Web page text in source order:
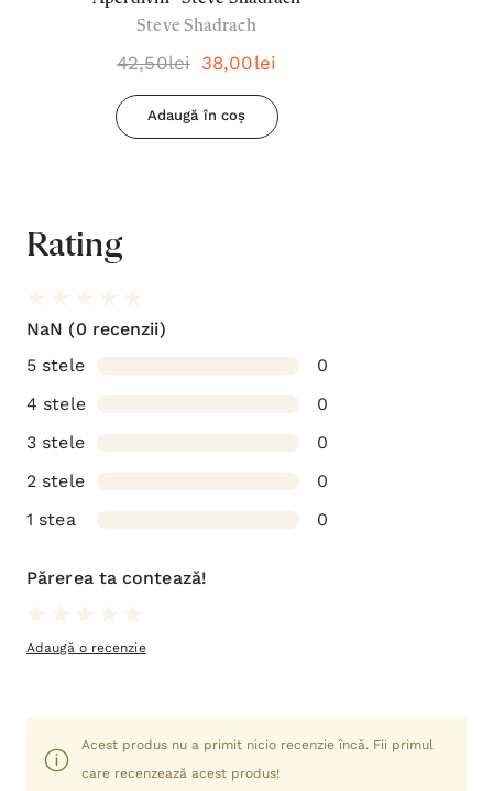
Steve Shadrach
42,50lei 38,00lei
Adaugă în coș
Rating
NaN (0 recenzii)
5 stele
0
4 stele
0
3 stele
0
2 stele
0
1 stea
0
Părerea ta contează!
Adaugă o recenzie
Acest produs nu a primit nicio recenzie încă. Fii primul
care recenzează acest produs!